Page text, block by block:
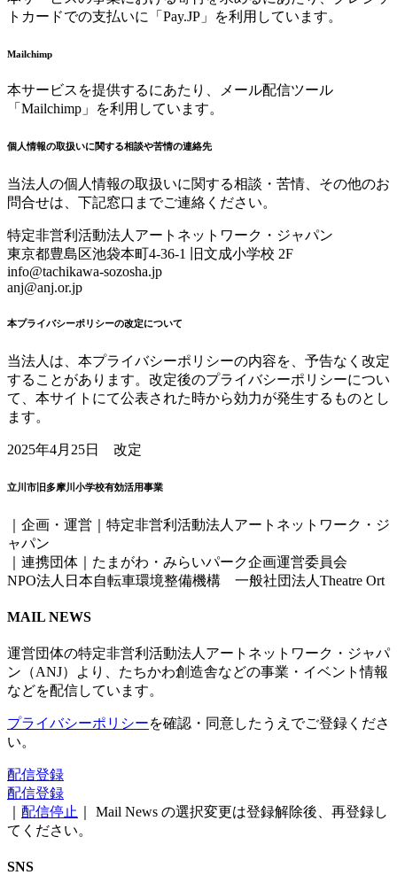
トカードでの支払いに「Pay.JP」を利用しています。
Mailchimp
本サービスを提供するにあたり、メール配信ツール
「Mailchimp」を利用しています。
個人情報の取扱いに関する相談や苦情の連絡先
当法人の個人情報の取扱いに関する相談・苦情、その他のお
問合せは、下記窓口までご連絡ください。
特定非営利活動法人アートネットワーク・ジャパン
東京都豊島区池袋本町4-36-1 旧文成小学校 2F
info@tachikawa-sozosha.jp
anj@anj.or.jp
本プライバシーポリシーの改定について
当法人は、本プライバシーポリシーの内容を、予告なく改定
することがあります。改定後のプライバシーポリシーについ
て、本サイトにて公表された時から効力が発生するものとし
ます。
2025年4月25日 改定
立川市旧多摩川小学校有効活用事業
｜企画・運営｜特定非営利活動法人アートネットワーク・ジ
ャパン
｜連携団体｜たまがわ・みらいパーク企画運営委員会
NPO法人日本自転車環境整備機構 一般社団法人Theatre Ort
MAIL NEWS
運営団体の特定非営利活動法人アートネットワーク・ジャパ
ン（ANJ）より、たちかわ創造舎などの事業・イベント情報
などを配信しています。
プライバシーポリシーを確認・同意したうえでご登録くださ
い。
配信登録
配信登録
配信停止
｜ Mail News の選択変更は登録解除後、再登録し
てください。
SNS